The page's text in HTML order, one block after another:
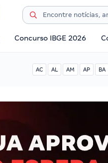
Concurso IBGE 2026
AC AL AM AP BA